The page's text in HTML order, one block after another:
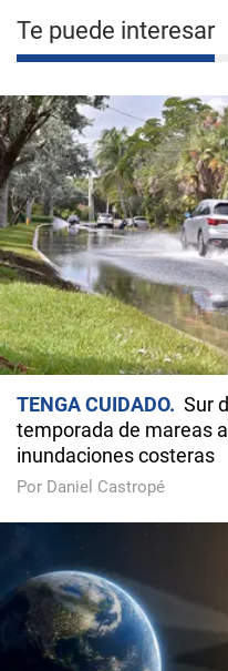
Te puede interesar
TENGA CUIDADO
Sur
temporada de mareas
inundaciones costeras
Por Daniel Castropé